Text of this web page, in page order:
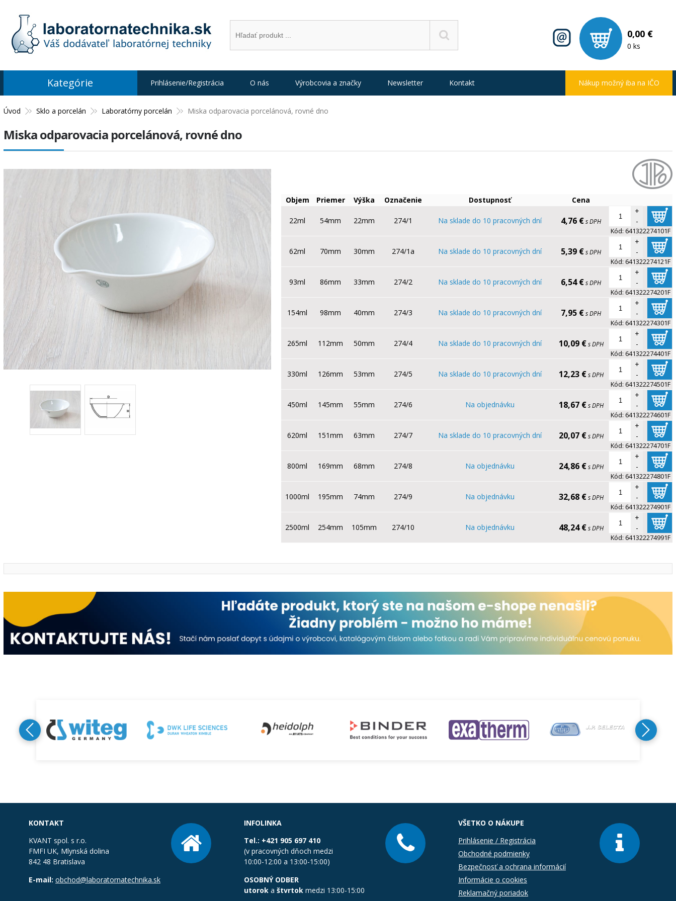
0,00 €
0 ks
Úvod Sklo a porcelán Laboratórny porcelán Miska odparovacia porcelánová, rovné dno
Miska odparovacia porcelánová, rovné dno
Objem Priemer Výška Označenie Dostupnosť Cena
22ml 54mm 22mm 274/1 Na sklade do 10 pracovných dní 4,76 €s DPH
+
-
Kód: 641322274101F
62ml 70mm 30mm 274/1a Na sklade do 10 pracovných dní 5,39 €s DPH
+
-
Kód: 641322274121F
93ml 86mm 33mm 274/2 Na sklade do 10 pracovných dní 6,54 €s DPH
+
-
Kód: 641322274201F
154ml 98mm 40mm 274/3 Na sklade do 10 pracovných dní 7,95 €s DPH
+
-
Kód: 641322274301F
265ml 112mm 50mm 274/4 Na sklade do 10 pracovných dní 10,09 € s DPH
+
-
Kód: 641322274401F
330ml 126mm 53mm 274/5 Na sklade do 10 pracovných dní 12,23 € s DPH
+
-
Kód: 641322274501F
450ml 145mm 55mm 274/6 Na objednávku 18,67 € s DPH
+
-
Kód: 641322274601F
620ml 151mm 63mm 274/7 Na sklade do 10 pracovných dní 20,07 € s DPH
+
-
Kód: 641322274701F
800ml 169mm 68mm 274/8 Na objednávku 24,86 € s DPH
+
-
Kód: 641322274801F
1000ml 195mm 74mm 274/9 Na objednávku 32,68 € s DPH
+
-
Kód: 641322274901F
2500ml 254mm 105mm 274/10 Na objednávku 48,24 € s DPH
+
-
Kód: 641322274991F
Kategórie Prihlásenie/Registrácia O nás Výrobcovia a značky Newsletter Kontakt Nákup možný iba na IČO
KONTAKT
KVANT spol. s r.o.
FMFI UK, Mlynská dolina
842 48 Bratislava
E-mail: obchod@laboratornatechnika.sk
INFOLINKA
Tel.: +421 905 697 410
(v pracovných dňoch medzi
10:00-12:00 a 13:00-15:00)
OSOBNÝ ODBER
utorok a štvrtok medzi 13:00-15:00
VŠETKO O NÁKUPE
Prihlásenie / Registrácia
Obchodné podmienky
Bezpečnosť a ochrana informácií
Informácie o cookies
Reklamačný poriadok